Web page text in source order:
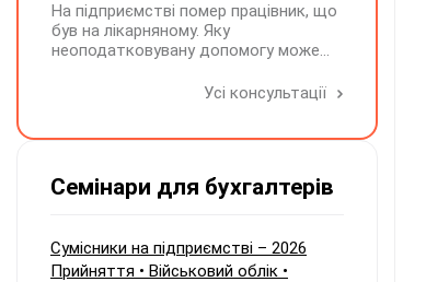
оподаткування?
На підприємстві помер працівник, що
був на лікарняному. Яку
неоподатковувану допомогу може
від ПФУ? Кому і як виплатити
Усі консультації
Семінари для бухгалтерів
Сумісники на підприємстві – 2026
Прийняття • Військовий облік •